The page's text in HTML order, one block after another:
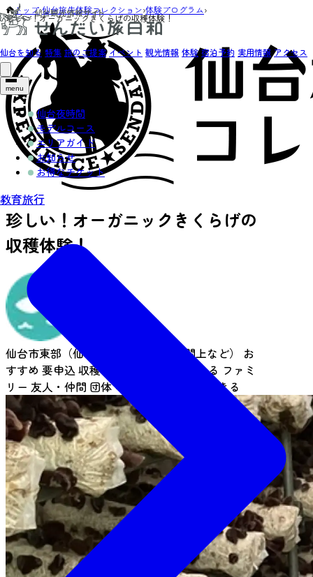
仙台を知る 特集 旅のご提案 イベント 観光情報 体験 宿泊予約 実用情報 アクセス
menu
仙台夜時間
モデルコース
エリアガイド
お知らせ
お得なチケット
教育旅行
トップ›仙台旅先体験コレクション›体験プログラム›
珍しい！オーガニックきくらげの収穫体験！
珍しい！オーガニックきくらげの
収穫体験！
仙台市東部（仙台港・荒浜・名取市閖上など） お
すすめ 要申込 収穫体験 1時間で体験できる ファミ
リー 友人・仲間 団体キッズ ここだからできる